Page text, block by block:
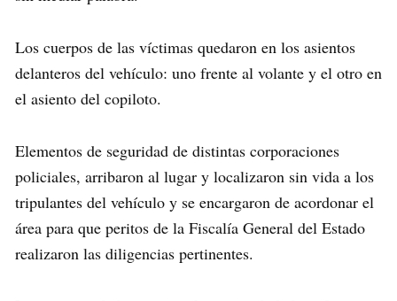
Los cuerpos de las víctimas quedaron en los asientos
delanteros del vehículo: uno frente al volante y el otro en
el asiento del copiloto.
Elementos de seguridad de distintas corporaciones
policiales, arribaron al lugar y localizaron sin vida a los
tripulantes del vehículo y se encargaron de acordonar el
área para que peritos de la Fiscalía General del Estado
realizaron las diligencias pertinentes.